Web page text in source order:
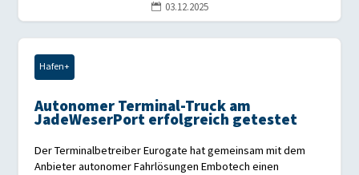
 03.12.2025
Hafen+
Autonomer Terminal-Truck am
JadeWeserPort erfolgreich getestet
Der Terminalbetreiber Eurogate hat gemeinsam mit dem
Anbieter autonomer Fahrlösungen Embotech einen